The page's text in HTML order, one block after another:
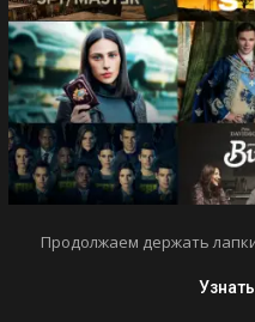
Продолжаем держать